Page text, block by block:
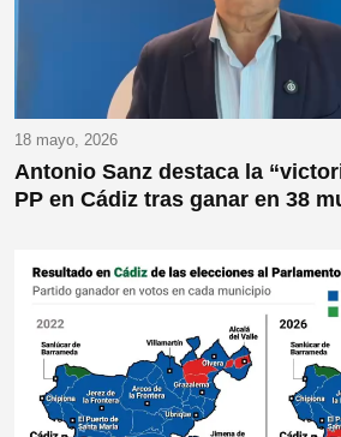
18 mayo, 2026
Antonio Sanz destaca la
PP en Cádiz tras ganar en 38